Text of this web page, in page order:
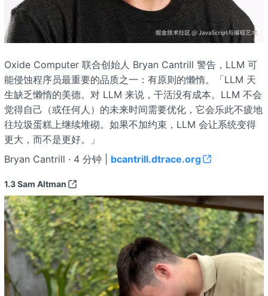
Oxide Computer 联合创始人 Bryan Cantrill 警告，LLM 可
能侵蚀程序员最重要的品质之一：有原则的懒惰。「LLM 天
生缺乏懒惰的美德。对 LLM 来说，干活没有成本。LLM 不会
觉得自己（或任何人）的未来时间需要优化，它会乐此不疲地
往垃圾蛋糕上继续堆砌。如果不加约束，LLM 会让系统变得
更大，而不是更好。」
Bryan Cantrill · 4 分钟 | bcantrill.dtrace.org
1.3Sam Altman